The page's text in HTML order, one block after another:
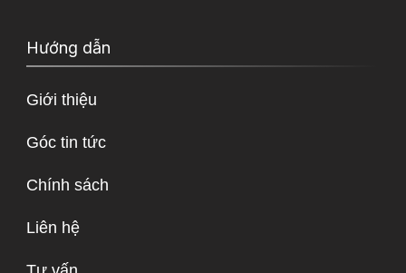
Hướng dẫn
Giới thiệu
Góc tin tức
Chính sách
Liên hệ